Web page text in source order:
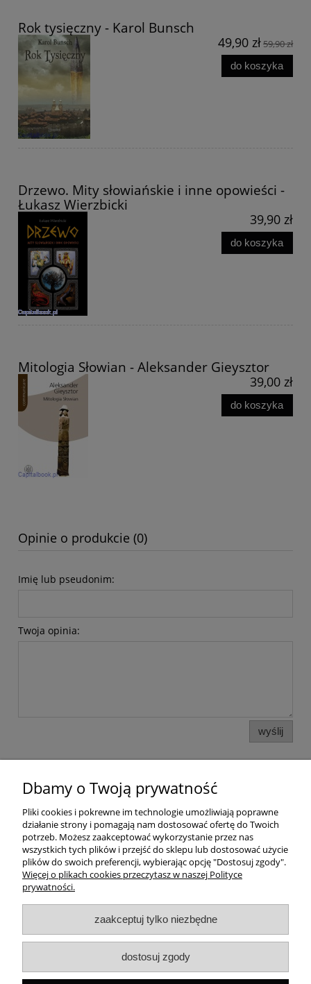
Rok tysięczny - Karol Bunsch
49,90 zł59,90 zł
do koszyka
Drzewo. Mity słowiańskie i inne opowieści -
Łukasz Wierzbicki
39,90 zł
do koszyka
Mitologia Słowian - Aleksander Gieysztor
39,00 zł
do koszyka
Opinie o produkcie (0)
Imię lub pseudonim:
Twoja opinia:
wyślij
Pomoc
Dostawa
Moje konto
O firmie
Rekomendowane strony
Dbamy o Twoją prywatność
Pliki cookies i pokrewne im technologie umożliwiają poprawne
działanie strony i pomagają nam dostosować ofertę do Twoich
potrzeb. Możesz zaakceptować wykorzystanie przez nas
wszystkich tych plików i przejść do sklepu lub dostosować użycie
plików do swoich preferencji, wybierając opcję "Dostosuj zgody".
Więcej o plikach cookies przeczytasz w naszej Polityce
prywatności.
zaakceptuj tylko niezbędne
dostosuj zgody